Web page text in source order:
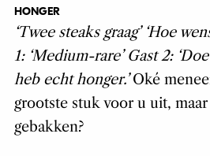
HONGER
‘Twee steaks graag’ ‘Hoe
1: ‘Medium-rare’ Gast 2:
heb echt honger.’Oké
grootste stuk voor u uit,
gebakken?